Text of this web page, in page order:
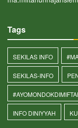
Tags
SEKILAS INFO
SEKILAS-INFO
INFO DINIYYAH